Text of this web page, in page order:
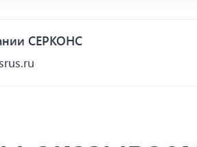
СЕРКОНС